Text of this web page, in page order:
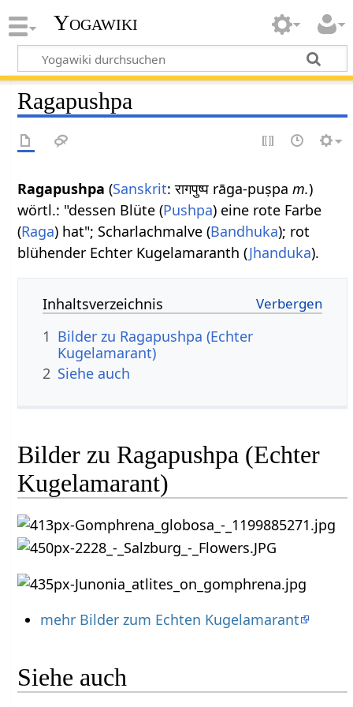
Yogawiki
Ragapushpa
Ragapushpa (Sanskrit: रागपुष्प rāga-puṣpam.)
wörtl.: "dessen Blüte (Pushpa) eine rote Farbe
(Raga) hat"; Scharlachmalve (Bandhuka); rot
blühender Echter Kugelamaranth (Jhanduka).
Inhaltsverzeichnis
1 Bilder zu Ragapushpa (Echter
Kugelamarant)
2 Siehe auch
Bilder zu Ragapushpa (Echter
Kugelamarant)
mehr Bilder zum Echten Kugelamarant
Siehe auch